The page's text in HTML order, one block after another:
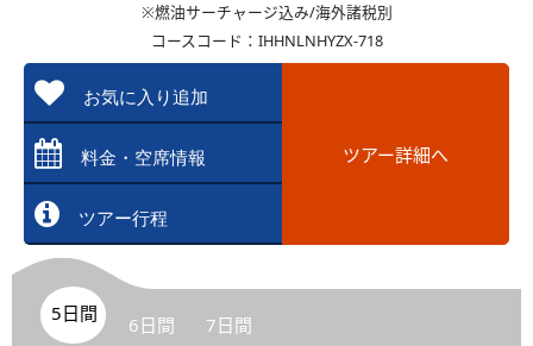
※燃油サーチャージ込み/海外諸税別
コースコード：IHHNLNHYZX-718
お気に入り追加
料金・空席情報
ツアー行程
ツアー詳細へ
5日間 6日間 7日間